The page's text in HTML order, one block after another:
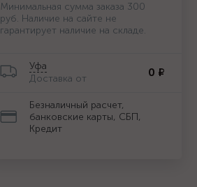
Минимальная сумма заказа 300
руб. Наличие на сайте не
гарантирует наличие на складе.
Уфа
Доставка от
0 ₽
Безналичный расчет,
банковские карты, СБП,
Кредит